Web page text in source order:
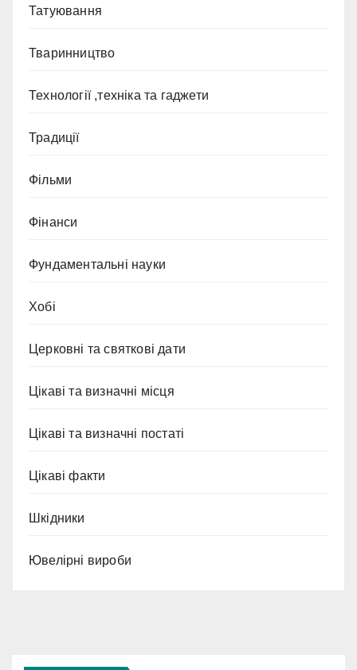
Татуювання
Тваринництво
Технології ,техніка та гаджети
Традиції
Фільми
Фінанси
Фундаментальні науки
Хобі
Церковні та святкові дати
Цікаві та визначні місця
Цікаві та визначні постаті
Цікаві факти
Шкідники
Ювелірні вироби